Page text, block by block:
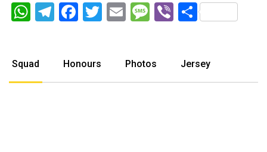
WhatsApp
Telegram
Facebook
Twitter
EmailMessage
Viber
Squad Honours Photos Jersey